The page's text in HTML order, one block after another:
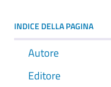
INDICE DELLA PAGINA
Autore
Editore